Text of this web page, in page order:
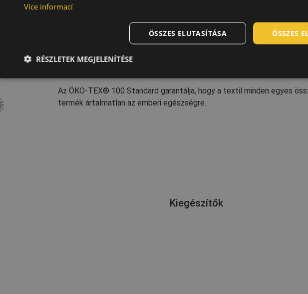
Az ÖKO-TEX® 100 Standard garantálja, hogy a textil minden egyes
termék ártalmatlan az emberi egészségre.
Kiegészítők
Více informací
ÖSSZES
ÖSSZES ELUTASÍTÁSA
RÉSZLETEK MEGJELENÍTÉSE